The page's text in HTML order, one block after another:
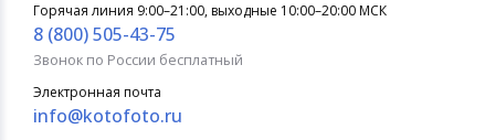
Горячая линия 9:00–21:00, выходные 10:00–20:00 МСК
8 (800) 505-43-75
Звонок по России бесплатный
Электронная почта
info@kotofoto.ru